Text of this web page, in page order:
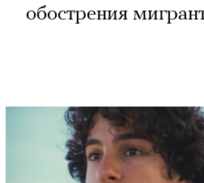
обострения